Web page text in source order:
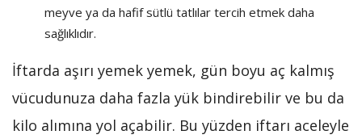
meyve ya da hafif sütlü tatlılar tercih etmek daha
sağlıklıdır.
İftarda aşırı yemek yemek, gün boyu aç kalmış
vücudunuza daha fazla yük bindirebilir ve bu da
kilo alımına yol açabilir. Bu yüzden iftarı aceleyle